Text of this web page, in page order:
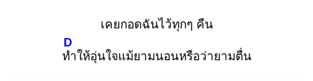
เคยกอดฉันไว้ทุกๆ คืน
ทำ
D
ให้อุ่นใจแม้ยามนอนหรือว่ายามตื่น